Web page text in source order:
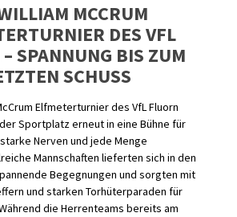
MCCRUM
DES VFL
SPANNUNG BIS ZUM
SCHUSS
Elfmeterturnier des VfL Fluorn
Sportplatz erneut in eine Bühne für
Nerven und jede Menge
Mannschaften lieferten sich in den
Begegnungen und sorgten mit
und starken Torhüterparaden für
die Herrenteams bereits am